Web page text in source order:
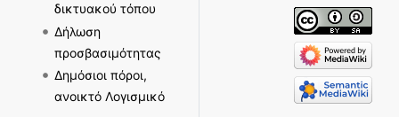
δικτυακού τόπου
Δήλωση
προσβασιμότητας
Δημόσιοι πόροι,
ανοικτό Λογισμικό